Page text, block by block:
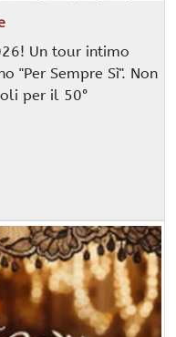
Un tour intimo
"Per Sempre Sì". Non
per il 50°